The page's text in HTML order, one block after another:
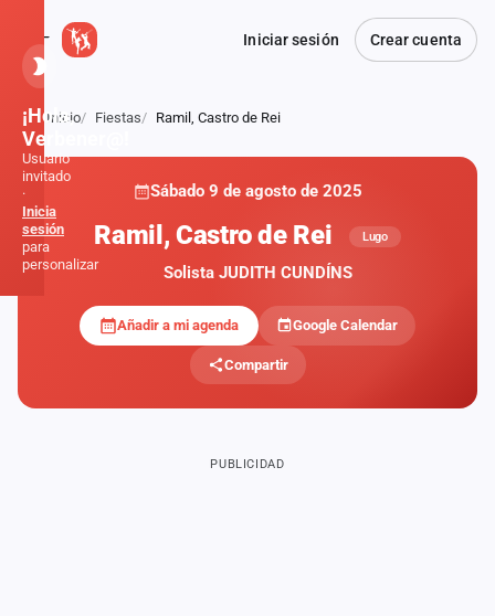
Iniciar sesión Crear cuenta
Atrás
Inicio Fiestas Ramil, Castro de Rei
Sábado 9 de agosto de 2025
Ramil, Castro de Rei Lugo
Solista JUDITH CUNDÍNS
Añadir a mi agenda Google Calendar
Compartir
PUBLICIDAD
¡Hola,
Verbener@!
Usuario
invitado
·
Inicia
sesión
para
personalizar